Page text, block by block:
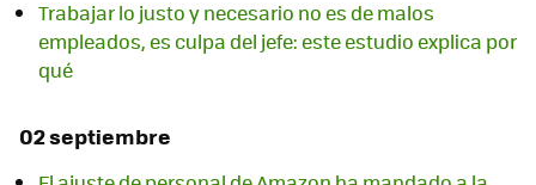
Trabajar lo justo y necesario no es de malos
empleados, es culpa del jefe: este estudio explica por
qué
02 septiembre